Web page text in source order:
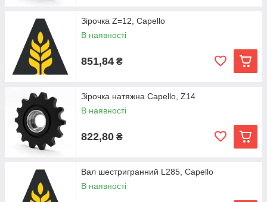
Зірочка Z=12, Capello
В наявності
851,84 ₴
Зірочка натяжна Capello, Z14
В наявності
822,80 ₴
Вал шестригранний L285, Capello
В наявності